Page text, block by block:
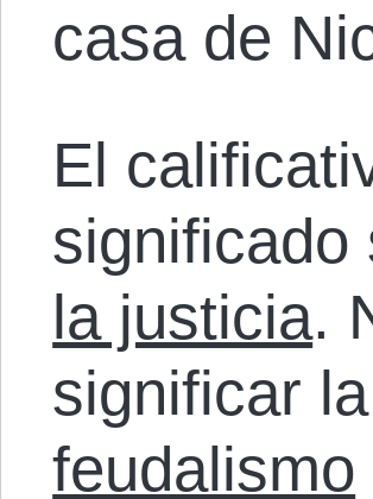
casa de
El
la justicia.
significar
feudalismo